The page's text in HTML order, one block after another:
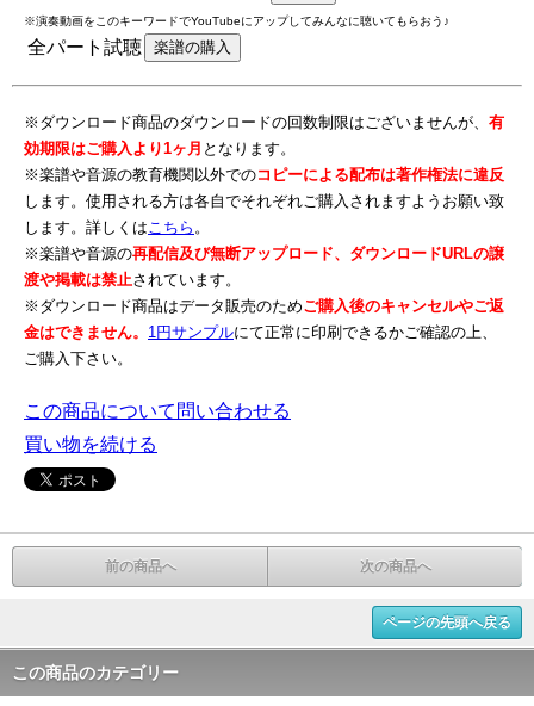
※演奏動画をこのキーワードでYouTubeにアップしてみんなに聴いてもらおう♪
全パート試聴 楽譜の購入
※ダウンロード商品のダウンロードの回数制限はございませんが、 有
効期限はご購入より1ヶ月 となります。
※楽譜や音源の教育機関以外でのコピーによる配布は著作権法に違反
します。使用される方は各自でそれぞれご購入されますようお願い致
します。詳しくはこちら 。
※楽譜や音源の再配信及び無断アップロード、ダウンロードURLの譲
渡や掲載は禁止されています。
※ダウンロード商品はデータ販売のためご購入後のキャンセルやご返
金はできません。 1円サンプルにて正常に印刷できるかご確認の上、
ご購入下さい。
この商品について問い合わせる
買い物を続ける
前の商品へ 次の商品へ
ページの先頭へ戻る
この商品のカテゴリー